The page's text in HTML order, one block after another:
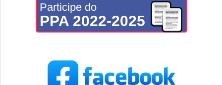
Participe do
PPA 2022-2025